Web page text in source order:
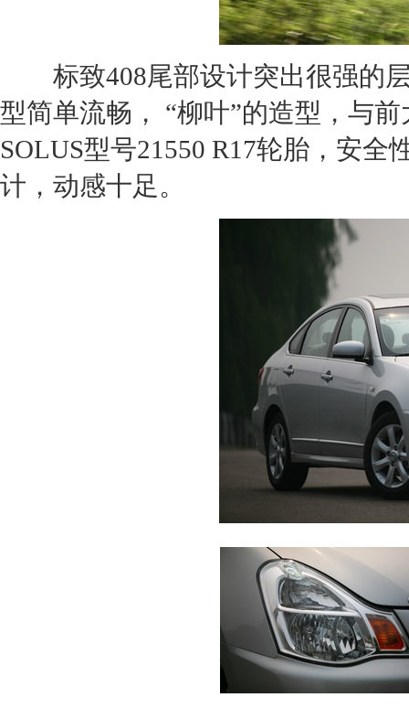
标致408尾部设计突出很强的
型简单流畅， “柳叶”的造型，与
SOLUS型号21550 R17轮胎 ，安全
计，动感十足。